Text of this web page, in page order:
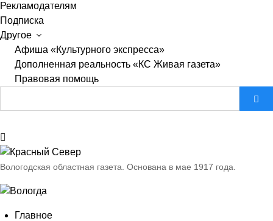
Рекламодателям
Подписка
Другое
Афиша «Культурного экспресса»
Дополненная реальность «КС Живая газета»
Правовая помощь
Вологодская областная газета. Основана в мае 1917 года.
Главное